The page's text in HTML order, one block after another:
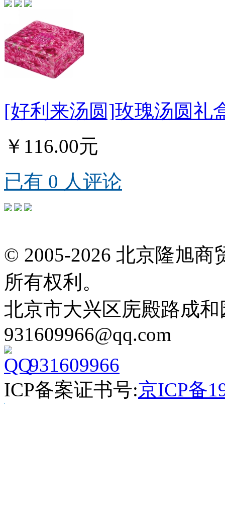
[好利来汤圆]玫瑰汤圆礼
￥116.00元
已有 0 人评论
© 2005-2026 北京隆旭
所有权利。
北京市大兴区庑殿路成和
931609966@qq.com
931609966
ICP备案证书号:京ICP备